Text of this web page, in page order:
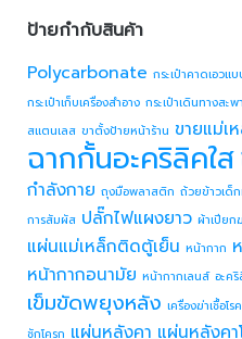
ป้ายกำกับสินค้า
Polycarbonate กระเป๋าคาดเอวแ
กระเป๋าเก็บเครื่องสำอาง กระเป๋าเดินทางสะ
สแตนเลส ขาตั้งป้ายหน้าร้าน ขายแม่เ
ฉากกั้นอะคริลิคใส
กำลังกาย ถุงมือพลาสติก ถ้วยข้าวเด็
การสัมผัส ปลั๊กไฟแผงยาว ผ้าเปียก
แผ่นแม่เหล็กติดตู้เย็น หน้ากาก
หน้ากากอนามัย หน้ากากเลนส์ อะค
เข็มขัดพยุงหลัง เครื่องฆ่าเชื้อโร
ชักโครก แผ่นหลังคา แผ่นหลังค